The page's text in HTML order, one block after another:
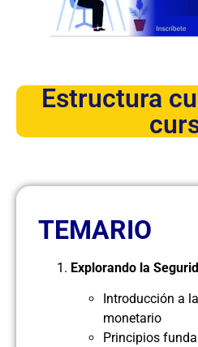
Estructura
TEMARIO
Explorando la
Introducción a
monetario
Principios